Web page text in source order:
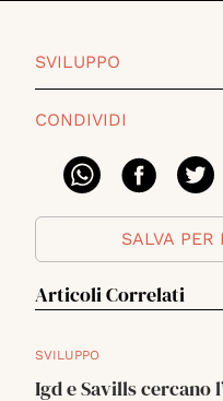
SVILUPPO
CONDIVIDI
SALVA PER
Articoli Correlati
SVILUPPO
Igd e Savills cercano